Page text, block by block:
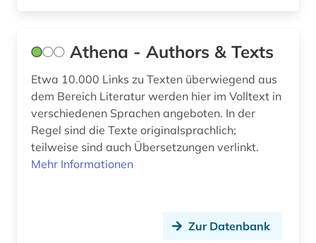
kunst (4)
kurzfilm (1)
käthe (1)
ladinisch (1)
Athena - Authors & Texts
Etwa 10.000 Links zu Texten überwiegend aus
dem Bereich Literatur werden hier im Volltext in
verschiedenen Sprachen angeboten. In der
Regel sind die Texte originalsprachlich;
teilweise sind auch Übersetzungen verlinkt.
Mehr Informationen
Zur Datenbank